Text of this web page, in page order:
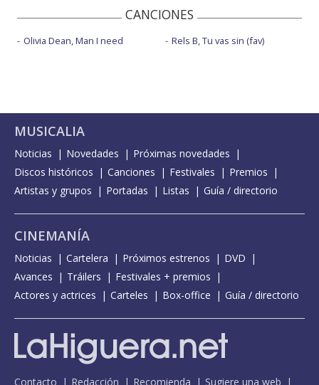
CANCIONES
Olivia Dean, Man I need Rels B, Tu vas sin (fav)
MUSICALIA
Noticias Novedades
Próximas novedades
Discos históricos
Canciones Festivales
Premios
Artistas y grupos
Portadas Listas Guía / directorio
CINEMANÍA
Noticias Cartelera Próximos estrenos
DVD
Avances
Tráilers
Festivales + premios
Actores y actrices
Carteles Box-office Guía / directorio
Contacto Redacción Recomienda Sugiere una web